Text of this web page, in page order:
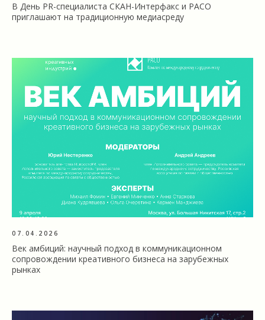
В День PR-специалиста СКАН-Интерфакс и РАСО
приглашают на традиционную медиасреду
07.04.2026
Век амбиций: научный подход в коммуникационном
сопровождении креативного бизнеса на зарубежных
рынках